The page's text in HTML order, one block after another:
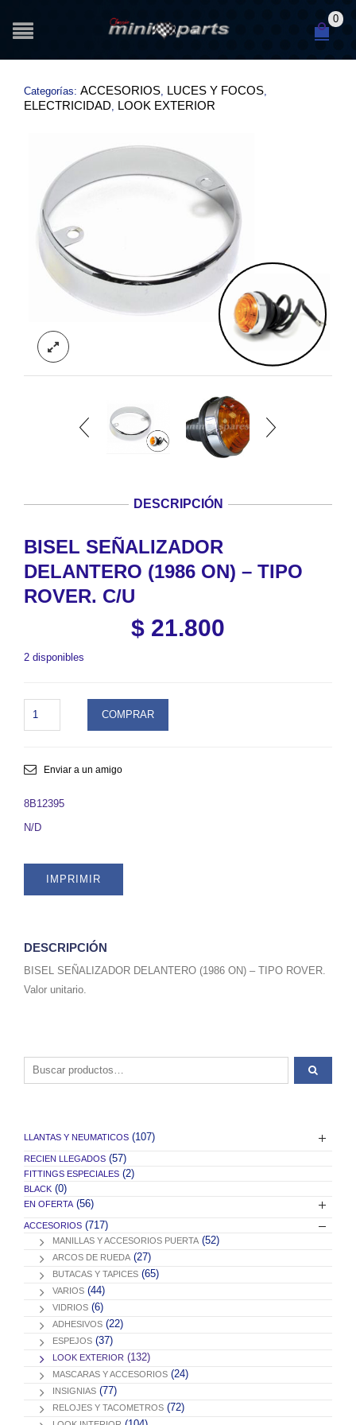
0
Categorías: ACCESORIOS LUCES Y FOCOS
ELECTRICIDAD LOOK EXTERIOR
DESCRIPCIÓN
BISEL SEÑALIZADOR
DELANTERO (1986 ON) – TIPO
ROVER. C/U
$ 21.800
2 disponibles
SEÑALIZADOR
ON)
TIPO
C/U.
8B12395
quantity
COMPRAR
Enviar a un amigo
8B12395
N/D
IMPRIMIR
DESCRIPCIÓN
BISEL SEÑALIZADOR DELANTERO (1986 ON) – TIPO ROVER.
Valor unitario.
Buscar por:
LLANTAS Y NEUMATICOS (107)
RECIEN LLEGADOS (57)
FITTINGS ESPECIALES (2)
BLACK (0)
EN OFERTA (56)
ACCESORIOS (717)
MANILLAS Y ACCESORIOS PUERTA (52)
ARCOS DE RUEDA (27)
BUTACAS Y TAPICES (65)
VARIOS (44)
VIDRIOS (6)
ADHESIVOS (22)
ESPEJOS (37)
LOOK EXTERIOR (132)
MASCARAS Y ACCESORIOS (24)
INSIGNIAS (77)
RELOJES Y TACOMETROS (72)